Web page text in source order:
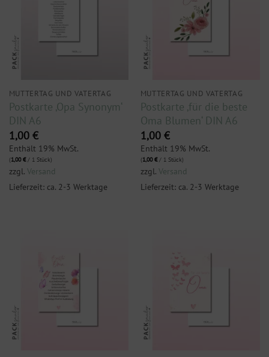
MUTTERTAG UND VATERTAG
Postkarte ‚Opa Synonym‘
DIN A6
1,00 €
Enthält 19% MwSt.
(1,00€/ 1 Stück)
zzgl. Versand
Lieferzeit: ca. 2-3 Werktage
MUTTERTAG UND VATERTAG
Postkarte ‚für die beste
Oma Blumen‘ DIN A6
1,00 €
Enthält 19% MwSt.
(1,00€/ 1 Stück)
zzgl. Versand
Lieferzeit: ca. 2-3 Werktage